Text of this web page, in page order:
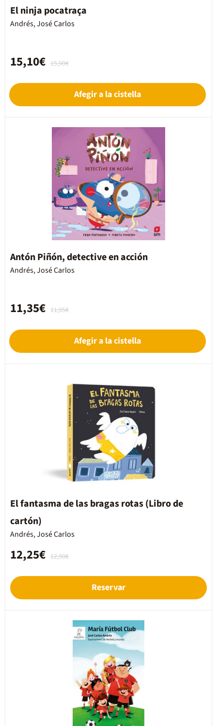
El ninja pocatraça
Andrés, José Carlos
15,90€
15,10€
Afegir a la cistella
Antón Piñón, detective en acción
Andrés, José Carlos
11,95€
11,35€
Afegir a la cistella
El fantasma de las bragas rotas (Libro de
cartón)
Andrés, José Carlos
12,90€
12,25€
Reservar